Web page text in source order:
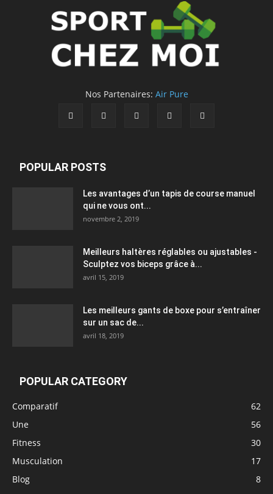
Nos Partenaires: Air Pure
POPULAR POSTS
Les avantages d’un tapis de course manuel
qui ne vous ont...
novembre 2, 2019
Meilleurs haltères réglables ou ajustables -
Sculptez vos biceps grâce à...
avril 15, 2019
Les meilleurs gants de boxe pour s’entraîner
sur un sac de...
avril 18, 2019
POPULAR CATEGORY
Comparatif
62
Une
56
Fitness
30
Musculation
17
Blog
8